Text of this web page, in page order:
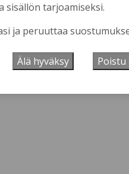
sisällön tarjoamiseksi.
ja peruuttaa
Älä hyväksy Poistu